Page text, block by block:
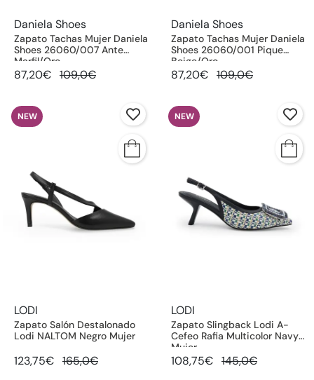
Daniela Shoes
Zapato Tachas Mujer Daniela
Shoes 26060/007 Ante
Marfil/Oro
87,20€ 109,0€
Daniela Shoes
Zapato Tachas Mujer Daniela
Shoes 26060/001 Pique
Beige/Oro
87,20€ 109,0€
NEW
LODI
Zapato Salón Destalonado
Lodi NALTOM Negro Mujer
123,75€ 165,0€
NEW
LODI
Zapato Slingback Lodi A-
Cefeo Rafia Multicolor Navy
Mujer
108,75€ 145,0€